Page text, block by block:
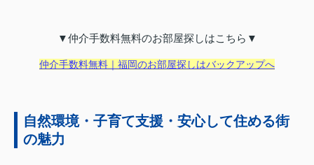
▼仲介手数料無料のお部屋探しはこちら▼
仲介手数料無料｜福岡のお部屋探しはバックアップへ
自然環境・子育て支援・安心して住める街
の魅力